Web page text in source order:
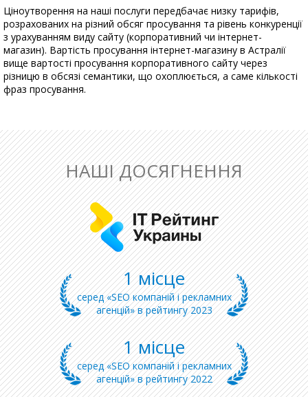
Ціноутворення на наші послуги передбачає низку тарифів,
розрахованих на різний обсяг просування та рівень конкуренції
з урахуванням виду сайту (корпоративний чи інтернет-
магазин). Вартість просування інтернет-магазину в Астралії
вище вартості просування корпоративного сайту через
різницю в обсязі семантики, що охоплюється, а саме кількості
фраз просування.
НАШІ ДОСЯГНЕННЯ
1 місце
серед «SEO компаній і рекламних
агенцій» в рейтингу 2023
1 місце
серед «SEO компаній і рекламних
агенцій» в рейтингу 2022